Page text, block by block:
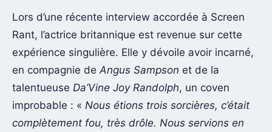
Lors d’une récente interview accordée à Screen
Rant, l’actrice britannique est revenue sur cette
expérience singulière. Elle y dévoile avoir incarné,
en compagnie deAngus Sampson et de la
talentueuse Da’Vine Joy Randolph, un coven
improbable : « Nous étions trois sorcières, c’était
complètement fou, très drôle. Nous servions en